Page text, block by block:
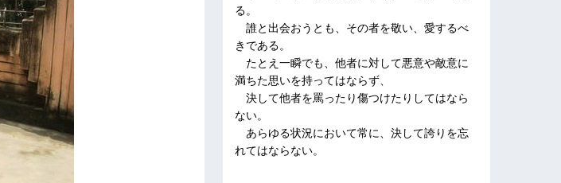
る。
誰と出会おうとも、その者を敬い、愛するべ
きである。
たとえ一瞬でも、他者に対して悪意や敵意に
満ちた思いを持ってはならず、
決して他者を罵ったり傷つけたりしてはなら
ない。
あらゆる状況において常に、決して誇りを忘
れてはならない。